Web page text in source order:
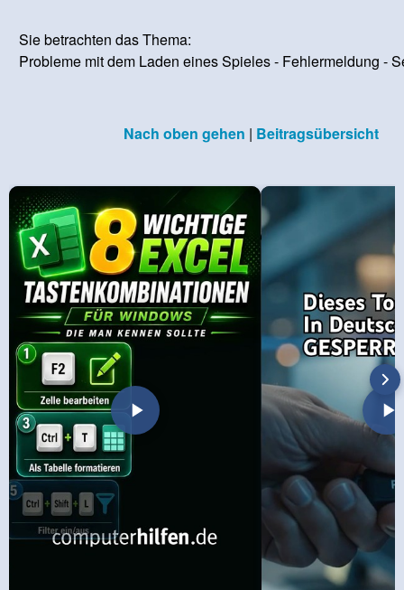
Sie betrachten das Thema:
Probleme mit dem Laden eines Spieles - Fehlermeldung -
Nach oben gehen | Beitragsübersicht